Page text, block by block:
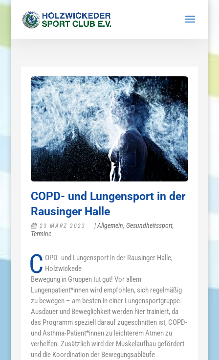
COPD- und Lungensport in der
Rausinger Halle
23 MÄRZ 2023 |Allgemein, Gesundheitssport,
Termine
C OPD- und Lungensport in der Rausinger Halle,
Holzwickede
Bewegung in Gruppen tut gut! Vor allem
Lungenpatient*innen wird empfohlen, sich regelmäßig
zu bewegen – am besten in einer Lungensportgruppe.
Ausdauer und Beweglichkeit werden hier trainiert, da
das Programm speziell darauf zugeschnitten ist, COPD-
und Asthma-Patient*innen zu leichterem Atmen zu
verhelfen. Zusätzlich wird der Muskelaufbau gefördert
und die Koordination der Bewegungsabläufe